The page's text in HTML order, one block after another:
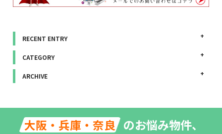
RECENT ENTRY
CATEGORY
ARCHIVE
大阪・兵庫・奈良 のお悩み物件、